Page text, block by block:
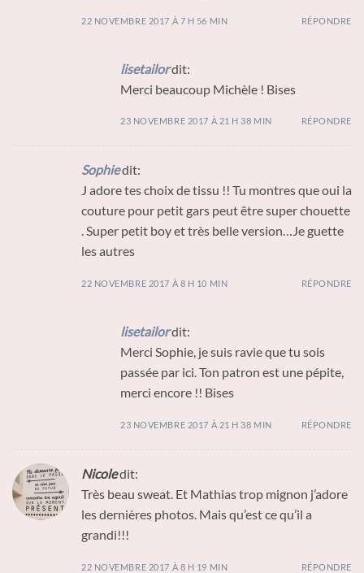
22 NOVEMBRE 2017 À 7 H 56 MIN RÉPONDRE
lisetailordit:
Merci beaucoup Michèle ! Bises
23 NOVEMBRE 2017 À 21 H 38 MIN RÉPONDRE
Sophiedit:
J adore tes choix de tissu !! Tu montres que oui la
couture pour petit gars peut être super chouette
. Super petit boy et très belle version…Je guette
les autres
22 NOVEMBRE 2017 À 8 H 10 MIN RÉPONDRE
lisetailordit:
Merci Sophie, je suis ravie que tu sois
passée par ici. Ton patron est une pépite,
merci encore !! Bises
23 NOVEMBRE 2017 À 21 H 38 MIN RÉPONDRE
Nicoledit:
Très beau sweat. Et Mathias trop mignon j’adore
les dernières photos. Mais qu’est ce qu’il a
grandi!!!
22 NOVEMBRE 2017 À 8 H 19 MIN RÉPONDRE